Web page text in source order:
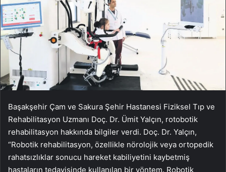
Başakşehir Çam ve Sakura Şehir Hastanesi Fiziksel Tıp ve
Rehabilitasyon Uzmanı Doç. Dr. Ümit Yalçın, rotobotik
rehabilitasyon hakkında bilgiler verdi. Doç. Dr. Yalçın,
“Robotik rehabilitasyon, özellikle nörolojik veya ortopedik
rahatsızlıklar sonucu hareket kabiliyetini kaybetmiş
hastaların tedavisinde kullanılan bir yöntem. Robotik